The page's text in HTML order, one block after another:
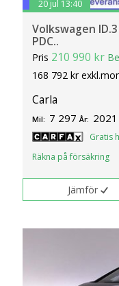
20 jul 13:40
Volkswagen
PDC..
Pris 210 990 kr
168 792 kr
Carla
Mil: 7 297 År: 2021
Gratis
Räkna på försäkring
Jämför